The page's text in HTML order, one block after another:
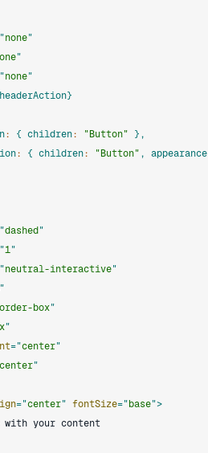
"none"
"
"none"
headerAction}
: { children: "Button" } ,
: { children: "Button" , appearance
"dashed "
"1"
"neutral-interactive"
"
box"
"
="center"
center"
="center" fontSize="base">